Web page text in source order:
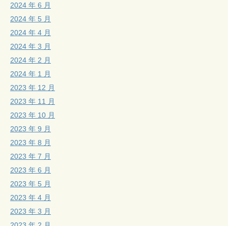
2024 年 6 月
2024 年 5 月
2024 年 4 月
2024 年 3 月
2024 年 2 月
2024 年 1 月
2023 年 12 月
2023 年 11 月
2023 年 10 月
2023 年 9 月
2023 年 8 月
2023 年 7 月
2023 年 6 月
2023 年 5 月
2023 年 4 月
2023 年 3 月